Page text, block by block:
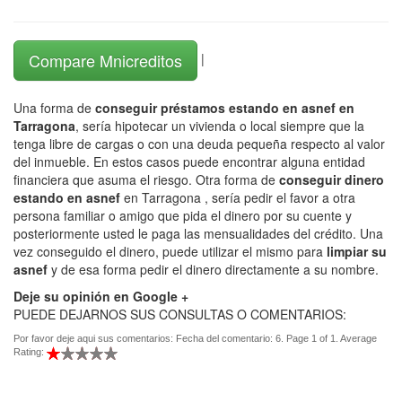
Compare Mnicreditos |
Una forma de conseguir préstamos estando en asnef en
Tarragona, sería hipotecar un vivienda o local siempre que la
tenga libre de cargas o con una deuda pequeña respecto al valor
del inmueble. En estos casos puede encontrar alguna entidad
financiera que asuma el riesgo. Otra forma de conseguir dinero
estando en asnef en Tarragona , sería pedir el favor a otra
persona familiar o amigo que pida el dinero por su cuente y
posteriormente usted le paga las mensualidades del crédito. Una
vez conseguido el dinero, puede utilizar el mismo para limpiar su
asnef y de esa forma pedir el dinero directamente a su nombre.
Deje su opinión en Google +
PUEDE DEJARNOS SUS CONSULTAS O COMENTARIOS:
Por favor deje aqui sus comentarios: Fecha del comentario: 6. Page 1 of 1. Average
Rating: